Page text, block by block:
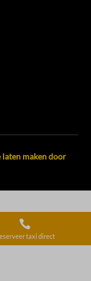
laten maken door

taxi direct